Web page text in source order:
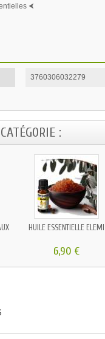
⮜
3760306032279
:
HUILE ESSENTIELLE ELEMI
6,90 €